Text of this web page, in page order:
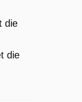
die
die